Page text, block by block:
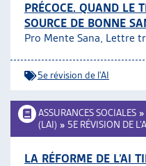
PRÉCOCE. QUAND LE
SOURCE DE BONNE
Pro Mente Sana, Lettre
5e révision de l'AI
ASSURANCES SOCIALES »
(LAI) » 5E RÉVISION DE
LA RÉFORME DE L’AI